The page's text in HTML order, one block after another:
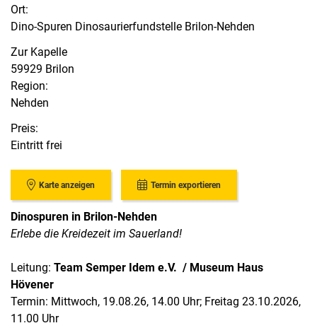
Ort:
Dino-Spuren Dinosaurierfundstelle Brilon-Nehden
Zur Kapelle
59929 Brilon
Region:
Nehden
Preis:
Eintritt frei
Karte anzeigen Termin exportieren
Dinospuren in Brilon-Nehden
Erlebe die Kreidezeit im Sauerland!
Leitung: Team Semper Idem e.V. / Museum Haus
Hövener
Termin: Mittwoch, 19.08.26, 14.00 Uhr; Freitag 23.10.2026,
11.00 Uhr